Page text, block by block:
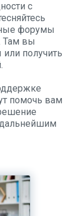
с
форумы
Там вы
получить
помочь вам